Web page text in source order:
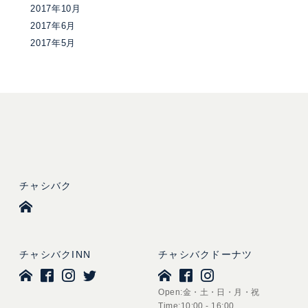
2017年10月
2017年6月
2017年5月
チャシバク
チャシバクINN チャシバクドーナツ
Open:金・土・日・月・祝
Time:10:00 - 16:00